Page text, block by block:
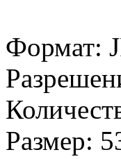
Формат:
Размер: